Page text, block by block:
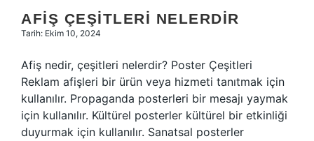
AFIŞ ÇEŞITLERI NELERDIR
Tarih: Ekim 10, 2024
Afiş nedir, çeşitleri nelerdir? Poster Çeşitleri
Reklam afişleri bir ürün veya hizmeti tanıtmak için
kullanılır. Propaganda posterleri bir mesajı yaymak
için kullanılır. Kültürel posterler kültürel bir etkinliği
duyurmak için kullanılır. Sanatsal posterler